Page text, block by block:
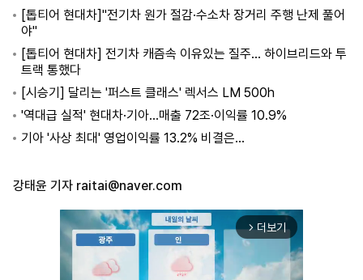
[톱티어 현대차]"전기차 원가 절감·수소차 장거리 주행 난제 풀어
야"
[톱티어 현대차] 전기차 캐즘속 이유있는 질주… 하이브리드와 투
트랙 통했다
[시승기] 달리는 '퍼스트 클래스' 렉서스 LM 500h
'역대급 실적' 현대차·기아…매출 72조·이익률 10.9%
기아 '사상 최대' 영업이익률 13.2% 비결은…
강태윤 기자 raitai@naver.com
arrow_forward_ios 더보기